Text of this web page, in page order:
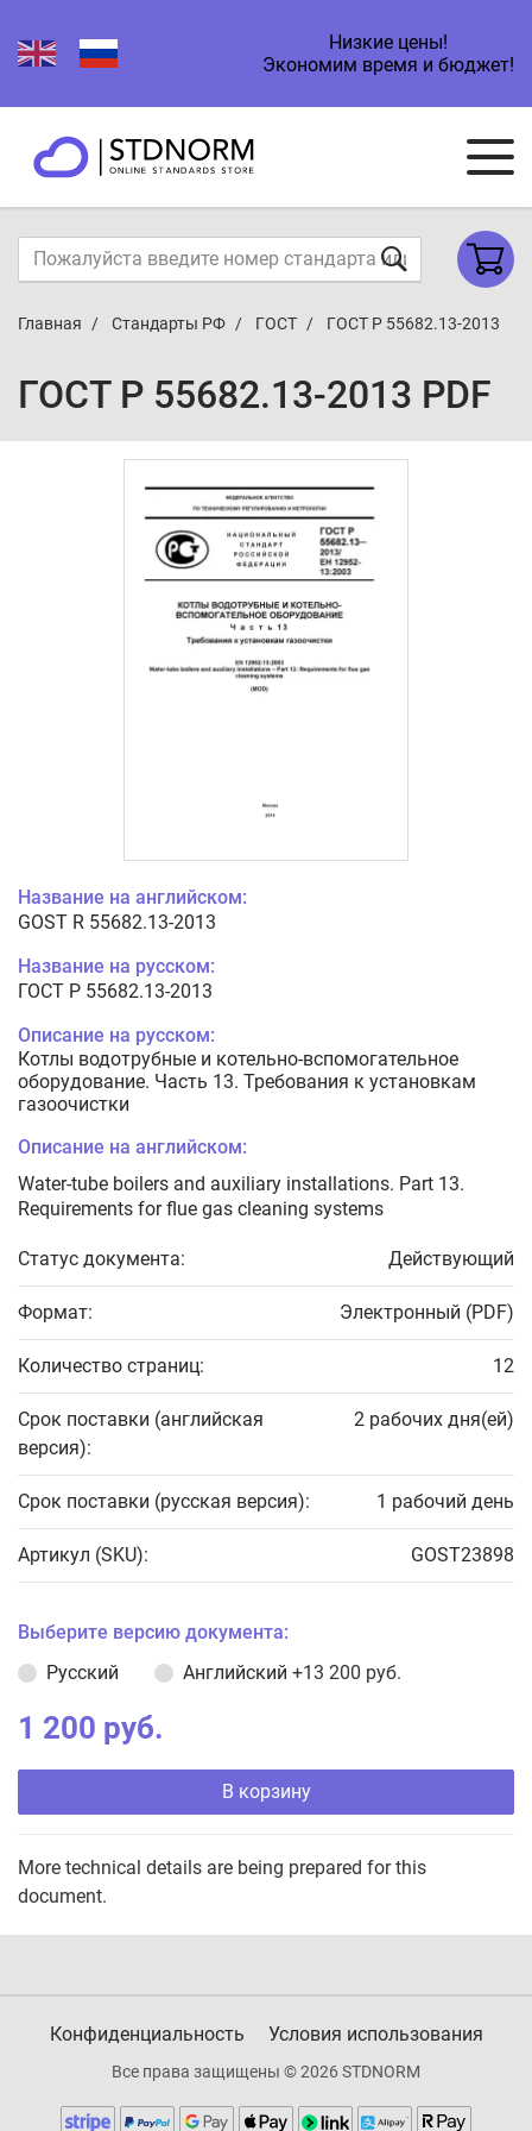
Низкие цены!
Экономим время и бюджет!
Главная Стандарты РФ ГОСТ ГОСТ Р 55682.13-2013
ГОСТ Р 55682.13-2013 PDF
Название на английском:
GOST R 55682.13-2013
Название на русском:
ГОСТ Р 55682.13-2013
Описание на русском:
Котлы водотрубные и котельно-вспомогательное
оборудование. Часть 13. Требования к установкам
газоочистки
Описание на английском:
Water-tube boilers and auxiliary installations. Part 13.
Requirements for flue gas cleaning systems
Статус документа: Действующий
Формат: Электронный (PDF)
Количество страниц: 12
Срок поставки (английская
версия):
2 рабочих дня(ей)
Срок поставки (русская версия): 1 рабочий день
Артикул (SKU): GOST23898
Выберите версию документа:
Русский
Английский +13 200 руб.
1 200 руб.
В корзину
More technical details are being prepared for this
document.
Конфиденциальность Условия использования
Все права защищены © 2026 STDNORM